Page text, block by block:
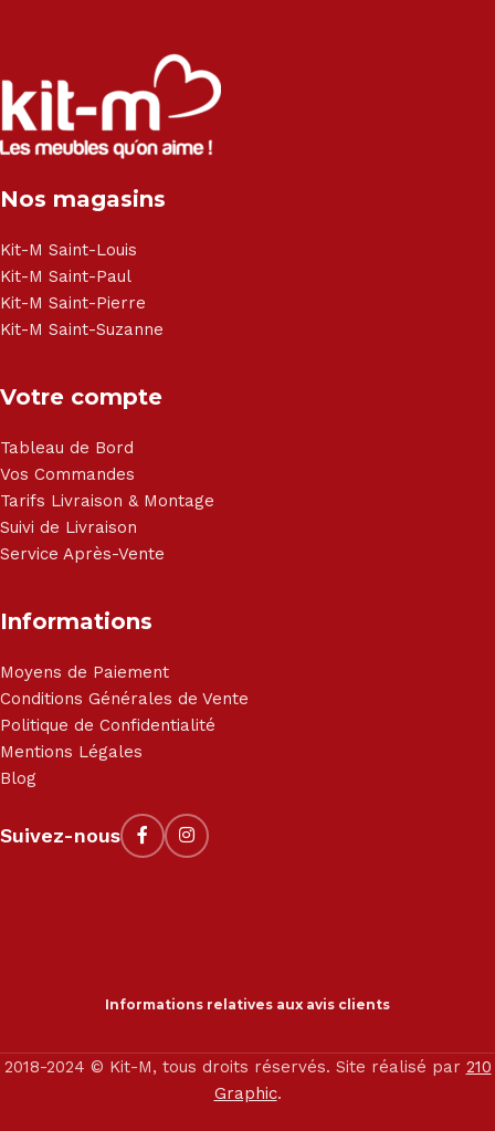
Salon angle - Salon convertible - Salon relax - Canapé -
Canapé lit - Cuisine sur-mesure - Fauteuil - Armoire - Table
et chaise - Meuble de salle de bain - Literie - Lit - Bureau -
Électroménager - Télévision led - Réfrigérateur -
- Matelas - Hifi Hitachi, LG, Sharp, Philips, Bosh, Moulinex,
Haier, Sony, Cecotec, Westpoint, Dyson.
Nos magasins
Kit-M Saint-Louis
Kit-M Saint-Paul
Kit-M Saint-Pierre
Kit-M Saint-Suzanne
Votre compte
Tableau de Bord
Vos Commandes
Tarifs Livraison & Montage
Suivi de Livraison
Service Après-Vente
Informations
Moyens de Paiement
Conditions Générales de Vente
Politique de Confidentialité
Mentions Légales
Blog
Suivez-nous
Informations relatives aux avis clients
2018-2024 © Kit-M, tous droits réservés. Site réalisé par 210
Graphic.